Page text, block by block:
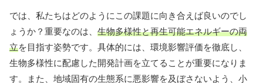
では、私たちはどのようにこの課題に向き合えば良いのでし
ょうか？重要なのは、 生物多様性と再生可能エネルギーの両
立を目指す姿勢です。具体的には、環境影響評価を徹底し、
生物多様性に配慮した開発計画を立てることが重要になりま
す。また、地域固有の生態系に悪影響を及ぼさないよう、小